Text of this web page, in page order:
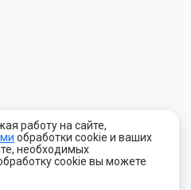
работу на сайте,
обработки cookie и ваших
необходимых
cookie вы можете